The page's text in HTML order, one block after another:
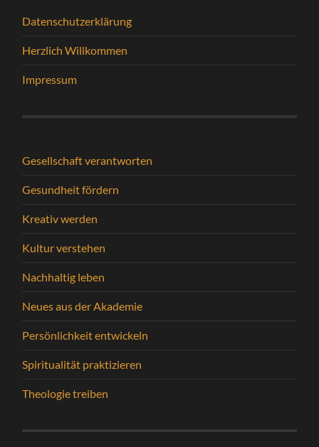
Datenschutzerklärung
Herzlich Willkommen
Impressum
Gesellschaft verantworten
Gesundheit fördern
Kreativ werden
Kultur verstehen
Nachhaltig leben
Neues aus der Akademie
Persönlichkeit entwickeln
Spiritualität praktizieren
Theologie treiben